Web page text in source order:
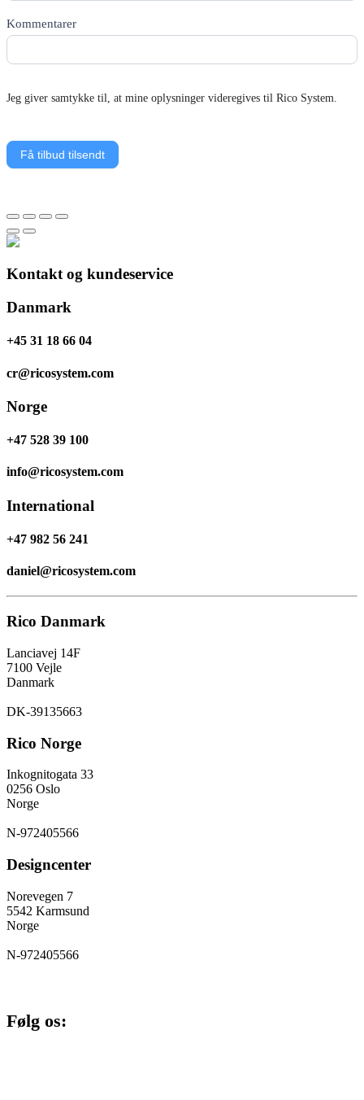
Kommentarer
Jeg giver samtykke til, at mine oplysninger videregives til Rico System.
Få tilbud tilsendt
Kontakt og kundeservice
Danmark
+45 31 18 66 04
cr@ricosystem.com
Norge
+47 528 39 100
info@ricosystem.com
International
+47 982 56 241
daniel@ricosystem.com
Rico Danmark
Lanciavej 14F
7100 Vejle
Danmark
DK-39135663
Rico Norge
Inkognitogata 33
0256 Oslo
Norge
N-972405566
Designcenter
Norevegen 7
5542 Karmsund
Norge
N-972405566
Følg os: